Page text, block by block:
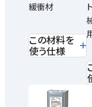
緩衝材
この材料を
使う仕様